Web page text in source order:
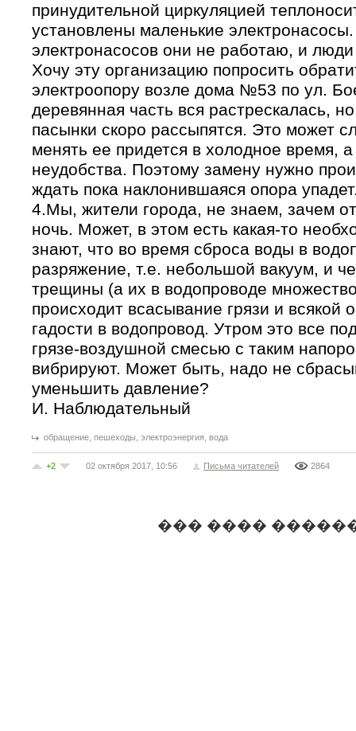
принудительной циркуляцией
установлены маленькие
электронасосов они не работаю, и
Хочу эту организацию попросить
электроопору возле дома №53 по ул.
деревянная часть вся растрескалась,
пасынки скоро рассыпятся. Это может
менять ее придется в холодное время,
неудобства. Поэтому замену нужно
ждать пока наклонившаяся опора
4.Мы, жители города, не знаем, зачем
ночь. Может, в этом есть какая-то
знают, что во время сброса воды в
разряжение, т.е. небольшой вакуум, и
трещины (а их в водопроводе
происходит всасывание грязи и всякой
гадости в водопровод. Утром это все
грязе-воздушной смесью с таким
вибрируют. Может быть, надо не
уменьшить давление?
И. Наблюдательный
обращение, пешеходы, электроэнергия, вода
+2 02 октября 2017, 10:56 Письма читателей 2864
��� ����